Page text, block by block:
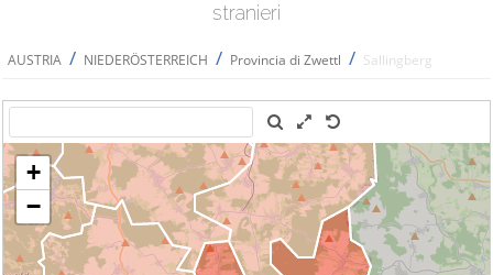
stranieri
AUSTRIA / NIEDERÖSTERREICH / Provincia di Zwettl / Sallingberg